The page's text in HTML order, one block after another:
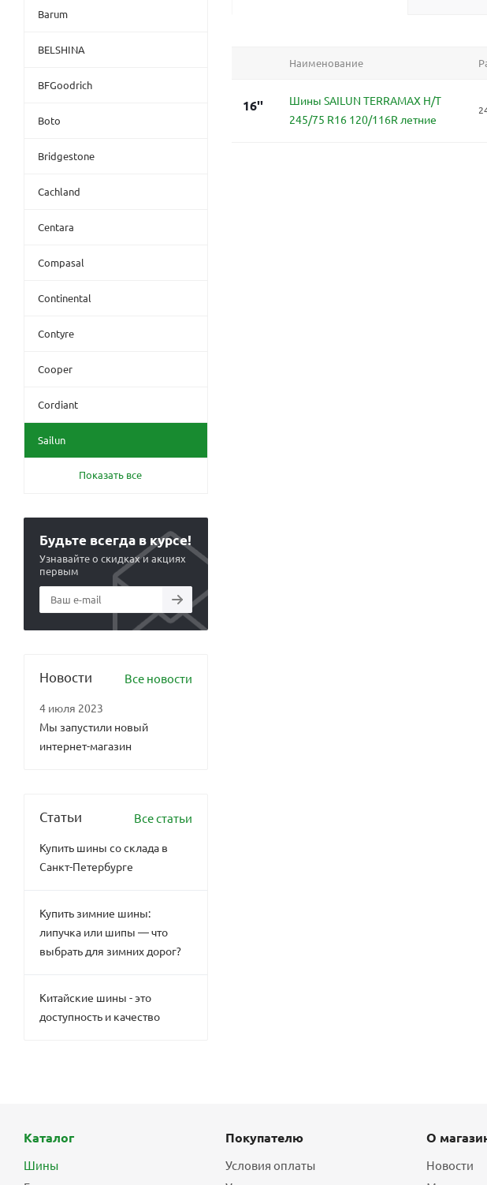
Наименование
16''
Шины SAILUN TERRAMAX H/T
245/75 R16 120/116R летние
Barum
BELSHINA
BFGoodrich
Boto
Bridgestone
Cachland
Centara
Compasal
Continental
Contyre
Cooper
Cordiant
Sailun
Показать все
Будьте всегда в курсе!
Узнавайте о скидках и акциях
первым
Новости Все новости
4 июля 2023
Мы запустили новый
интернет-магазин
Статьи Все статьи
Купить шины со склада в
Санкт-Петербурге
Купить зимние шины:
липучка или шипы — что
выбрать для зимних дорог?
Китайские шины - это
доступность и качество
Каталог
Шины
Покупателю
Условия оплаты
О
Новости